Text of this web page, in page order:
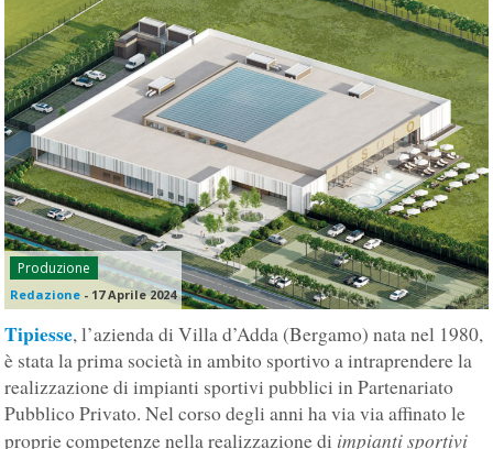
Produzione
Redazione - 17 Aprile 2024
Tipiesse, l’azienda di Villa d’Adda (Bergamo) nata nel 1980,
è stata la prima società in ambito sportivo a intraprendere la
realizzazione di impianti sportivi pubblici in Partenariato
Pubblico Privato. Nel corso degli anni ha via via affinato le
proprie competenze nella realizzazione di impianti sportivi